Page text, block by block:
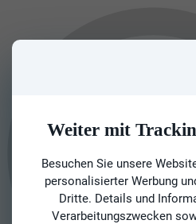
Weiter mit
Besuchen Sie unsere
personalisierter Werbung
Dritte. Details und
Verarbeitungszwecken